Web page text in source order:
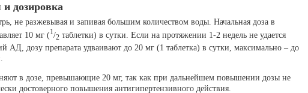
дозировка
не разжевывая и запивая большим количеством воды. Начальная доза в
10 мг (1/2 таблетки) в сутки. Если на протяжении 1-2 недель не удается
АД, дозу препарата удваивают до 20 мг (1 таблетка) в сутки, максимально – до
в дозе, превышающие 20 мг, так как при дальнейшем повышении дозы не
достоверного повышения антигипертензивного действия.